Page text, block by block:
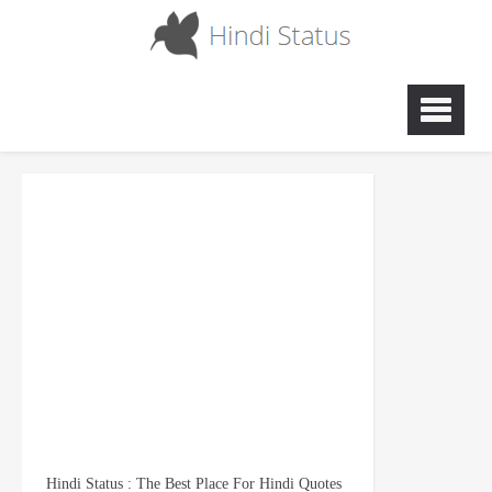
Hindi Status : The Best Place For Hindi Quotes